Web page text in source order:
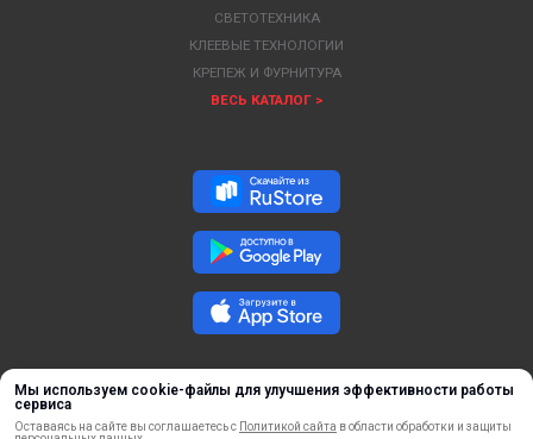
Мы используем cookie-файлы для улучшения эффективности работы
сервиса
Оставаясь на сайте вы соглашаетесь с Политикой сайта в области обработки и защиты
СВЕТОТЕХНИКА
КЛЕЕВЫЕ ТЕХНОЛОГИИ
КРЕПЕЖ И ФУРНИТУРА
ВЕСЬ КАТАЛОГ >